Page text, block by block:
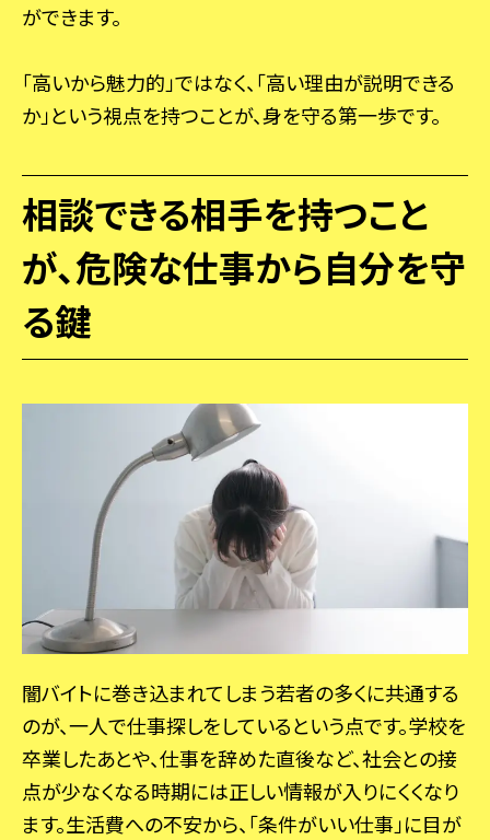
ができます。
「高いから魅力的」ではなく、「高い理由が説明できる
か」という視点を持つことが、身を守る第一歩です。
相談できる相手を持つこと
が、危険な仕事から自分を守
る鍵
闇バイトに巻き込まれてしまう若者の多くに共通する
のが、一人で仕事探しをしているという点です。学校を
卒業したあとや、仕事を辞めた直後など、社会との接
点が少なくなる時期には正しい情報が入りにくくなり
ます。生活費への不安から、「条件がいい仕事」に目が